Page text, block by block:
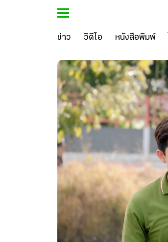
ข่าว วิดีโอ หนังสือพิมพ์